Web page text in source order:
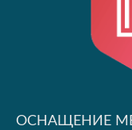
ОСНАЩЕНИЕ